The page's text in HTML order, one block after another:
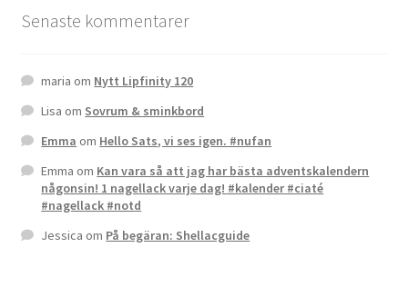
Senaste kommentarer
maria om Nytt Lipfinity 120
Lisa om Sovrum & sminkbord
Emma om Hello Sats, vi ses igen. #nufan
Emma om Kan vara så att jag har bästa adventskalendern
någonsin! 1 nagellack varje dag! #kalender #ciaté
#nagellack #notd
Jessica om På begäran: Shellacguide